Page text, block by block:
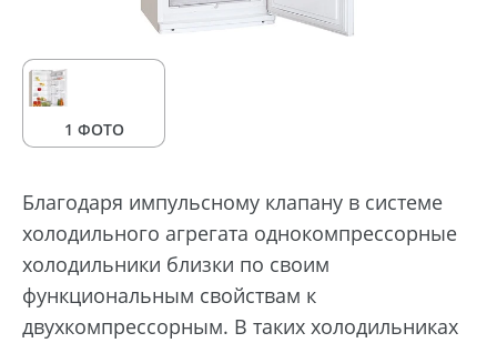
1 ФОТО
Благодаря импульсному клапану в системе
холодильного агрегата однокомпрессорные
холодильники близки по своим
функциональным свойствам к
двухкомпрессорным. В таких холодильниках